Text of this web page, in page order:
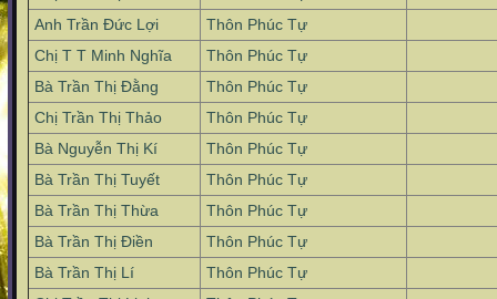
Anh Trần Đức Lợi
Thôn Phúc Tự
Chị T T Minh Nghĩa
Thôn Phúc Tự
Bà Trần Thị Đằng
Thôn Phúc Tự
Chị Trần Thị Thảo
Thôn Phúc Tự
Bà Nguyễn Thị Kí
Thôn Phúc Tự
Bà Trần Thị Tuyết
Thôn Phúc Tự
Bà Trần Thị Thừa
Thôn Phúc Tự
Bà Trần Thị Điền
Thôn Phúc Tự
Bà Trần Thị Lí
Thôn Phúc Tự